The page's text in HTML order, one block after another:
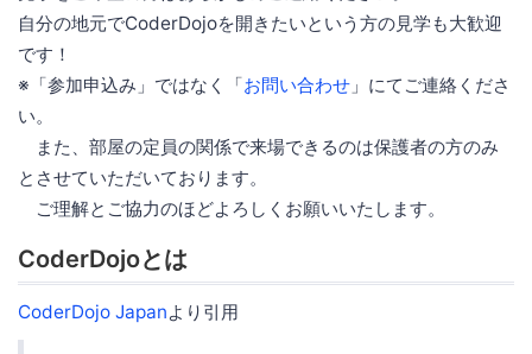
自分の地元でCoderDojoを開きたいという方の見学も大歓迎
です！
※「参加申込み」ではなく「お問い合わせ 」にてご連絡くださ
い。
また、部屋の定員の関係で来場できるのは保護者の方のみ
とさせていただいております。
ご理解とご協力のほどよろしくお願いいたします。
CoderDojoとは
CoderDojo Japanより引用